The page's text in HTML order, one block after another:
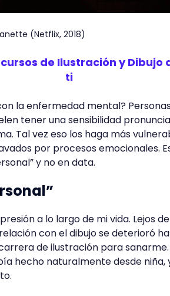
(Netflix, 2018)
de Ilustración y Dibujo
ti
la enfermedad mental?
tener una sensibilidad
Tal vez eso los haga más
por procesos emocionales.
y no en data.
a lo largo de mi vida. Lejos
con el dibujo se deterioró
de ilustración para
hecho naturalmente desde